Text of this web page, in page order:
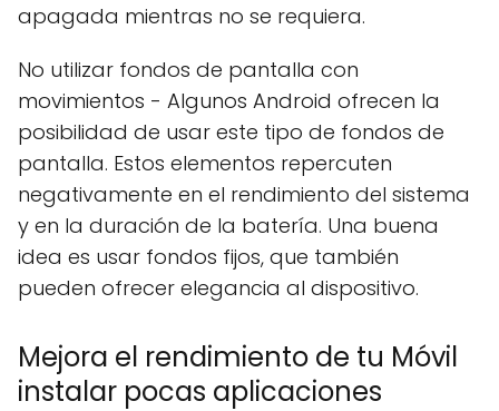
apagada mientras no se requiera.
No utilizar fondos de pantalla con
movimientos - Algunos Android ofrecen la
posibilidad de usar este tipo de fondos de
pantalla. Estos elementos repercuten
negativamente en el rendimiento del sistema
y en la duración de la batería. Una buena
idea es usar fondos fijos, que también
pueden ofrecer elegancia al dispositivo.
Mejora el rendimiento de tu Móvil
instalar pocas aplicaciones